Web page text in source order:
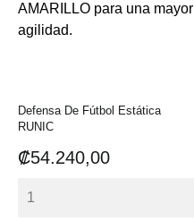
Defensa De Fútbol Estática
RUNIC
Precio
₡54.240,00